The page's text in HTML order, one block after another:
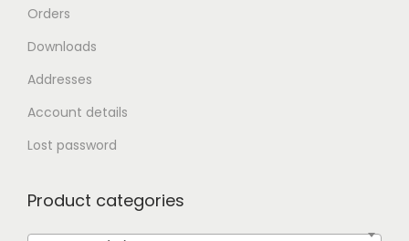
Orders
Downloads
Addresses
Account details
Lost password
Product categories